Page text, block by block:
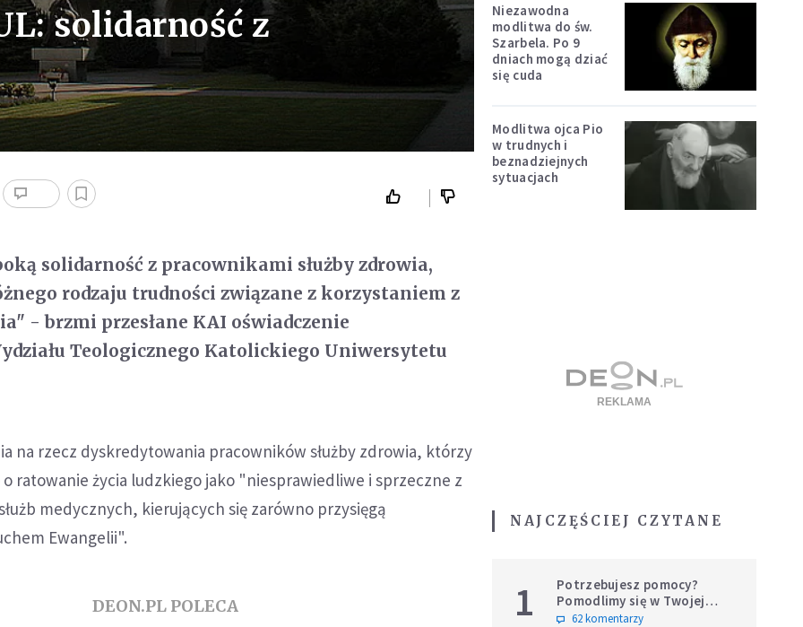
solidarność z
solidarność z pracownikami służby zdrowia,
rodzaju trudności związane z korzystaniem z
- brzmi przesłane KAI oświadczenie
Teologicznego Katolickiego Uniwersytetu
na rzecz dyskredytowania pracowników służby zdrowia, którzy
ratowanie życia ludzkiego jako "niesprawiedliwe i sprzeczne z
medycznych, kierujących się zarówno przysięgą
Ewangelii".
DEON.PL POLECA
Niezawodna
modlitwa do św.
Szarbela. Po 9
dniach mogą dziać
się cuda
Modlitwa ojca Pio
w trudnych i
beznadziejnych
sytuacjach
NAJCZĘŚCIEJ CZYTANE
1
Potrzebujesz pomocy?
Pomodlimy się w Twojej
intencji
62 komentarzy